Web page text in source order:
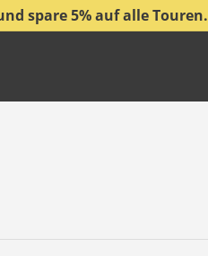
spare 5% auf alle Touren.